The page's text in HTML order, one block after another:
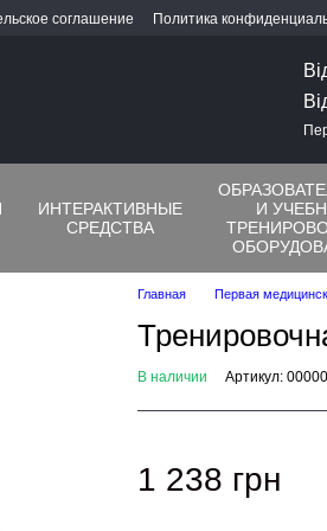
соглашение Политика
ИНТЕРАКТИВНЫЕ
СРЕДСТВА
И
Главная Первая
В наличии Артикул:
1 238 грн